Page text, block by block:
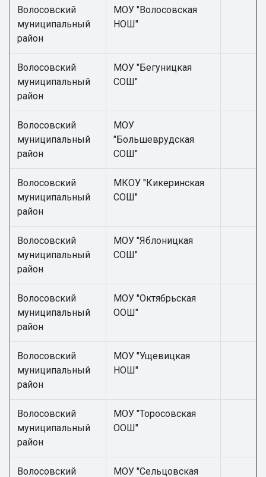
Волосовский
муниципальный
район
МОУ "Волосовская
НОШ"
Волосовский
муниципальный
район
МОУ "Бегуницкая
СОШ"
Волосовский
муниципальный
район
МОУ
"Большеврудская
СОШ"
Волосовский
муниципальный
район
МКОУ "Кикеринская
СОШ"
Волосовский
муниципальный
район
МОУ "Яблоницкая
СОШ"
Волосовский
муниципальный
район
МОУ "Октябрьская
ООШ"
Волосовский
муниципальный
район
МОУ "Ущевицкая
НОШ"
Волосовский
муниципальный
район
МОУ "Торосовская
ООШ"
Волосовский
МОУ "Сельцовская